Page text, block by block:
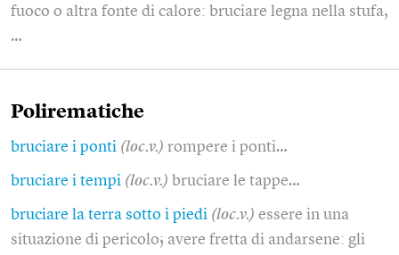
fuoco o altra fonte di calore: bruciare legna nella stufa,
…
Polirematiche
bruciare i ponti (loc.v.) rompere i ponti…
bruciare i tempi (loc.v.) bruciare le tappe…
bruciare la terra sotto i piedi (loc.v.) essere in una
situazione di pericolo; avere fretta di andarsene: gli